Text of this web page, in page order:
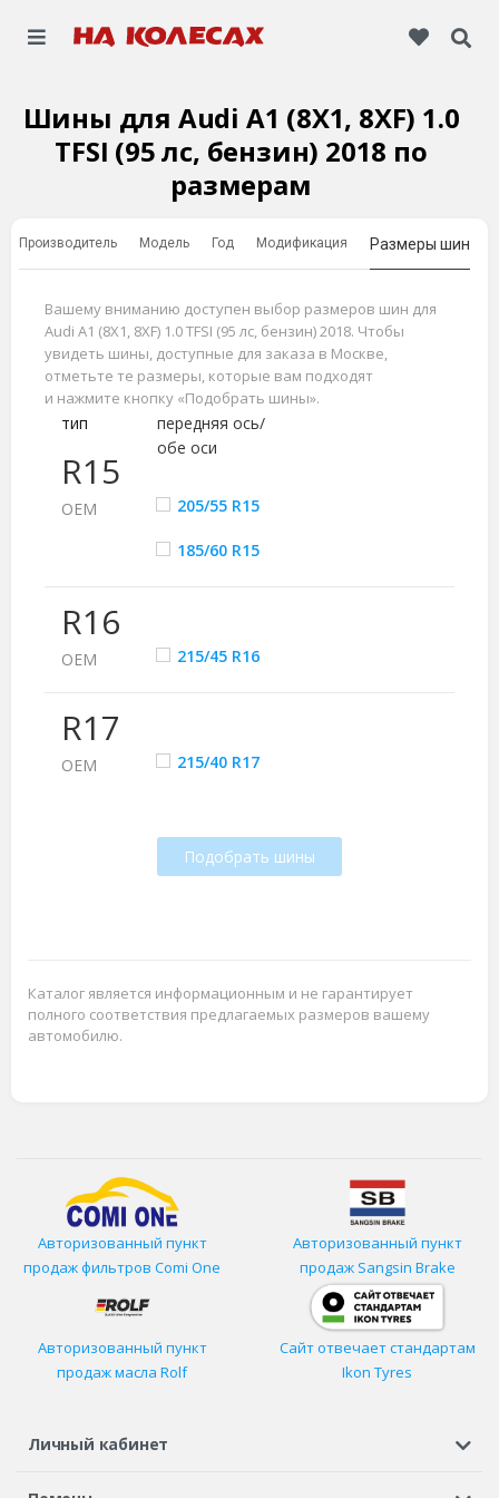
Шины для Audi A1 (8X1, 8XF) 1.0
TFSI (95 лс, бензин) 2018 по
размерам
Производитель Модель Год Модификация Размеры шин
Вашему вниманию доступен выбор размеров шин для
Audi A1 (8X1, 8XF) 1.0 TFSI (95 лс, бензин) 2018. Чтобы
увидеть шины, доступные для заказа в Москве,
отметьте те размеры, которые вам подходят
и нажмите кнопку «Подобрать шины».
R15
тип
передняя ось/
обе оси
ОЕМ 205/55 R15
185/60 R15
R16
ОЕМ 215/45 R16
R17
ОЕМ 215/40 R17
Подобрать шины
Каталог является информационным и не гарантирует
полного соответствия предлагаемых размеров вашему
автомобилю.
Авторизованный пункт
продаж фильтров Comi One
Авторизованный пункт
продаж Sangsin Brake
Авторизованный пункт
продаж масла Rolf
Сайт отвечает стандартам
Ikon Tyres
Личный кабинет